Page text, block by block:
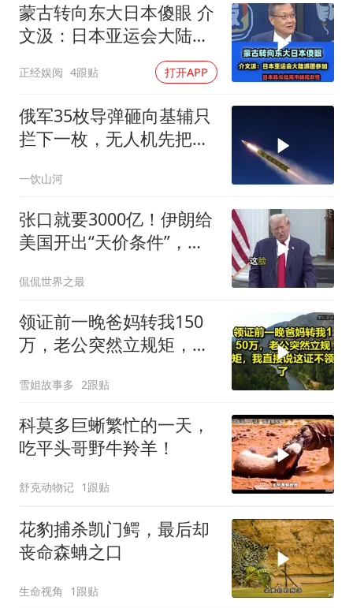
蒙古转向东大日本傻眼 介
文汲：日本亚运会大陆派
正经娱阅 4跟贴 打开APP
俄军35枚导弹砸向基辅只
拦下一枚，无人机先把爱
秋天反攻成了笑话
一饮山河
张口就要3000亿！伊朗给
美国开出“天价条件”，特
侃侃世界之最
领证前一晚爸妈转我150
万，老公突然立规矩，我
雪姐故事多 2跟贴
科莫多巨蜥繁忙的一天，
吃平头哥野牛羚羊！
舒克动物记 1跟贴
花豹捕杀凯门鳄，最后却
丧命森蚺之口
生命视角 1跟贴